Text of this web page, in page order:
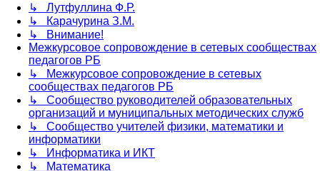
↳ Лутфуллина Ф.Р.
↳ Карачурина З.М.
↳ Внимание!
Межкурсовое сопровождение в сетевых сообществах
педагогов РБ
↳ Межкурсовое сопровождение в сетевых
сообществах педагогов РБ
↳ Сообщество руководителей образовательных
организаций и муниципальных методических служб
↳ Сообщество учителей физики, математики и
информатики
↳ Информатика и ИКТ
↳ Математика